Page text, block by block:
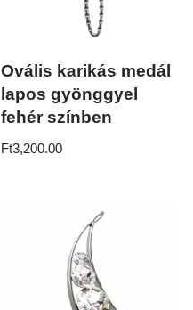
Ovális karikás medál
lapos gyönggyel
fehér színben
Ft3,200.00